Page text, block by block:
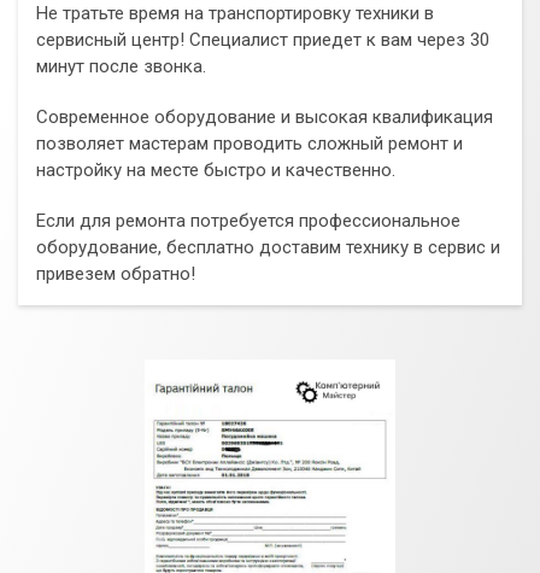
Не тратьте время на транспортировку техники в
сервисный центр! Специалист приедет к вам через 30
минут после звонка.
Современное оборудование и высокая квалификация
позволяет мастерам проводить сложный ремонт и
настройку на месте быстро и качественно.
Если для ремонта потребуется профессиональное
оборудование, бесплатно доставим технику в сервис и
привезем обратно!